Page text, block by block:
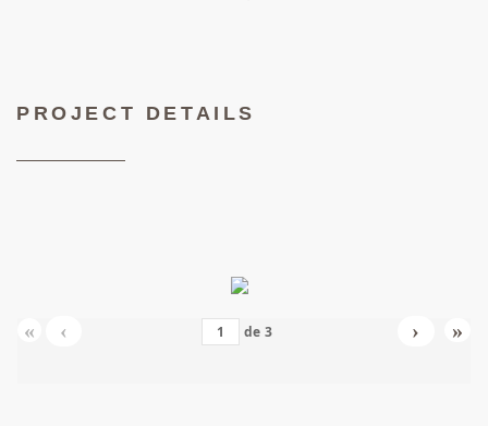
PROJECT DETAILS
« ‹ de3 › »